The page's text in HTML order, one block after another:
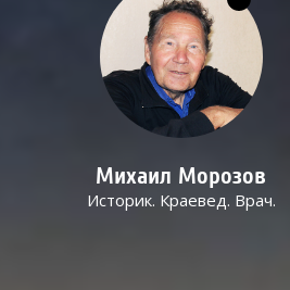
Михаил Морозов
Историк. Краевед. Врач.